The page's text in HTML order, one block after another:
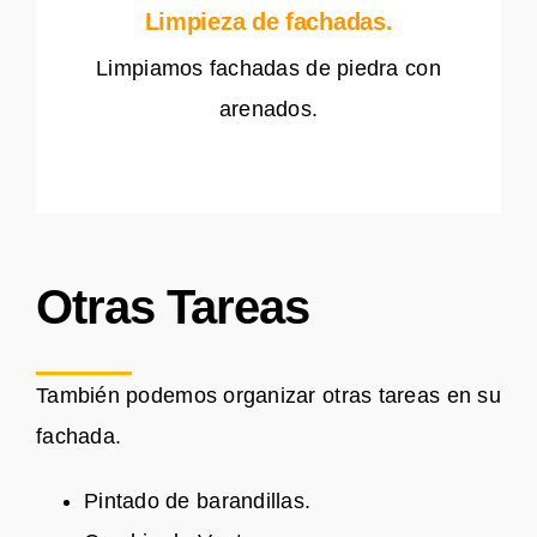
Limpieza de fachadas.
Limpiamos fachadas de piedra con
arenados.
Otras Tareas
También podemos organizar otras tareas en su
fachada.
Pintado de barandillas.